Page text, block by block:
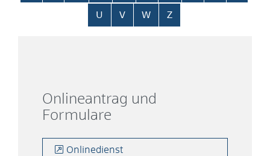
U V W Z
Onlineantrag und
Formulare
Onlinedienst